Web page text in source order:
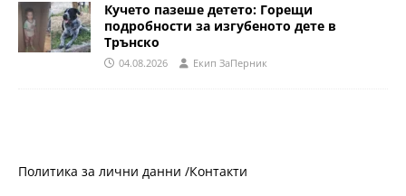
Кучето пазеше детето: Горещи
подробности за изгубеното дете в
Трънско
04.08.2026 Eкип ЗаПерник
Политика за лични данни /Контакти